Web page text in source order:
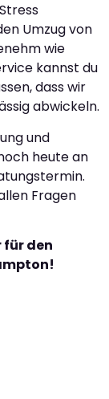
Umzug von
wie
kannst du
dass wir
abwickeln.
und
heute an
Fragen
für den